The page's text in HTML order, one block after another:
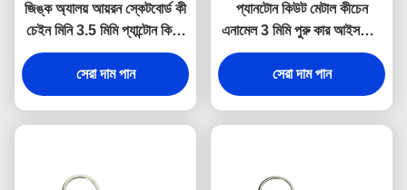
জিঙ্ক অ্যালয় আয়রন স্কেটবোর্ড কী
চেইন মিনি 3.5 মিমি প্যান্টোন কিউট
স্যুভেনির উপহার
সেরা দাম পান
প্যানটোন কিউট মেটাল কীচেন
এনামেল 3 মিমি পুরু কার আইসক্রিম
কীচেন জিঙ্ক অ্যালয়
সেরা দাম পান